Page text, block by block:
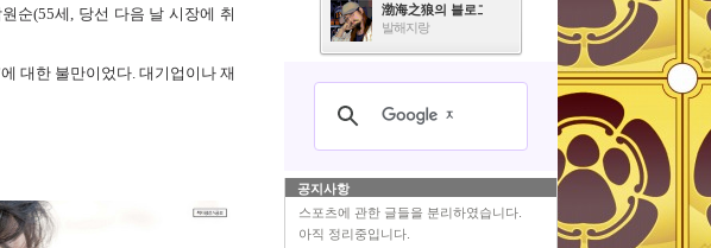
순(55세, 당선 다음 날 시장에 취
대한 불만이었다. 대기업이나 재
渤海之狼의 블로그
발해지랑
공지사항
스포츠에 관한 글들을 분리하였습니다.
아직 정리중입니다.